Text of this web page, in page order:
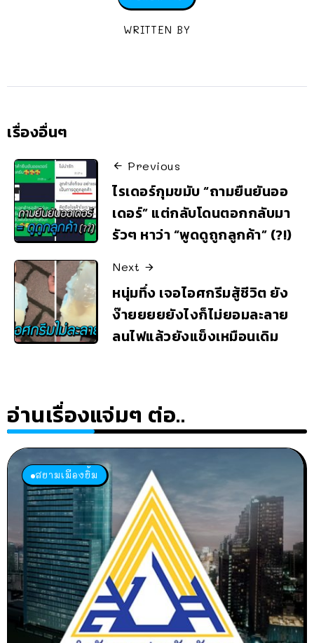
WRITTEN BY
เรื่องอื่นๆ
Previous
ไรเดอร์กุมขมับ “ถามยืนยันออ
เดอร์” แต่กลับโดนตอกกลับมา
รัวๆ หาว่า “พูดดูถูกลูกค้า” (?!)
Next
หนุ่มทึ่ง เจอไอศกรีมสู้ชีวิต ยัง
ง๊ายยยยยังไงก็ไม่ยอมละลาย
ลนไฟแล้วยังแข็งเหมือนเดิม
อ่านเรื่องแจ่มๆ ต่อ..
สยามเมืองยิ้ม